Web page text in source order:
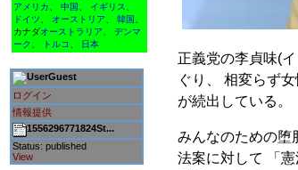
アメリカ 中国 イギリス
ドイツ
オーストリア 韓国
カナダオーストラリア
デンマ
ーク
トルコ 日本
Guest
ログイン
情報提供
1556296771824St...
Status: published
View
正義党の李貞味(
ぐり、 相変らず
が続出している。
みんなのための堕
法案に対して 「